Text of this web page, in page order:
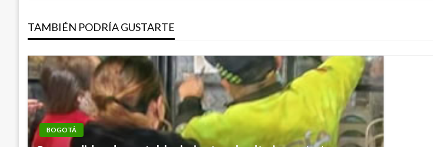
entradas
TAMBIÉN PODRÍA GUSTARTE
BOGOTÁ